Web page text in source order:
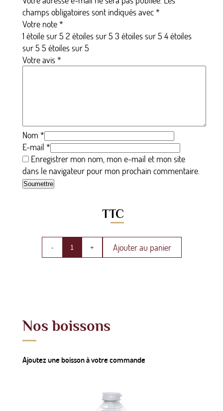
champs obligatoires sont indiqués avec*
Votre note*
1 étoile sur 5 2 étoiles sur 5 3 étoiles sur 5 4 étoiles
sur 5 5 étoiles sur 5
Votre avis*
Nom *
E-mail *
Enregistrer mon nom, mon e-mail et mon site
dans le navigateur pour mon prochain commentaire.
- + Ajouter au panier
TTC
Nos boissons
Ajoutez une boisson à votre commande